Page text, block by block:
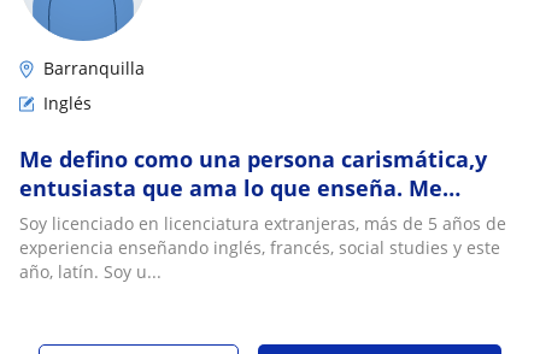
Barranquilla
Inglés
Me defino como una persona carismática,y
entusiasta que ama lo que enseña. Me
gustaría dar clases a jóvenes mayores y/o
adultos
Soy licenciado en licenciatura extranjeras, más de 5 años de
experiencia enseñando inglés, francés, social studies y este
año, latín. Soy u...